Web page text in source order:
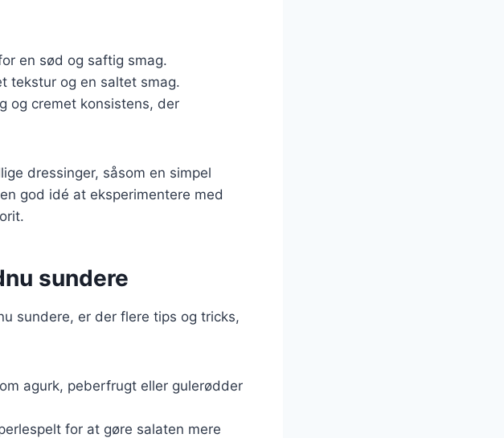
en sød og saftig smag.
tekstur og en saltet smag.
og cremet konsistens, der
dressinger, såsom en simpel
god idé at eksperimentere med
sundere
sundere, er der flere tips og tricks,
agurk, peberfrugt eller gulerødder
for at gøre salaten mere